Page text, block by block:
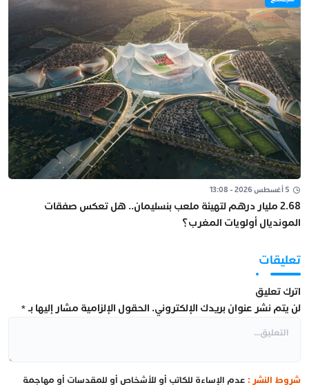
5 أغسطس 2026 - 13:08
2.68 مليار درهم لتهيئة ملعب بنسليمان.. هل تعكس صفقات
المونديال أولويات المغرب؟
تعليقات
اترك تعليق
لن يتم نشر عنوان بريدك الإلكتروني. الحقول الإلزامية مشار إليها بـ*
شروط النشر : عدم الإساءة للكاتب أو للأشخاص أو للمقدسات أو مهاجمة